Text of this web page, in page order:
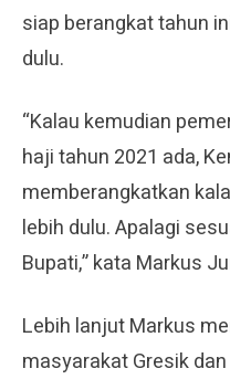
siap berangkat tahun
dulu.
“Kalau kemudian
haji tahun 2021 ada,
memberangkatkan
lebih dulu. Apalagi
Bupati,” kata Markus
Lebih lanjut Markus
masyarakat Gresik